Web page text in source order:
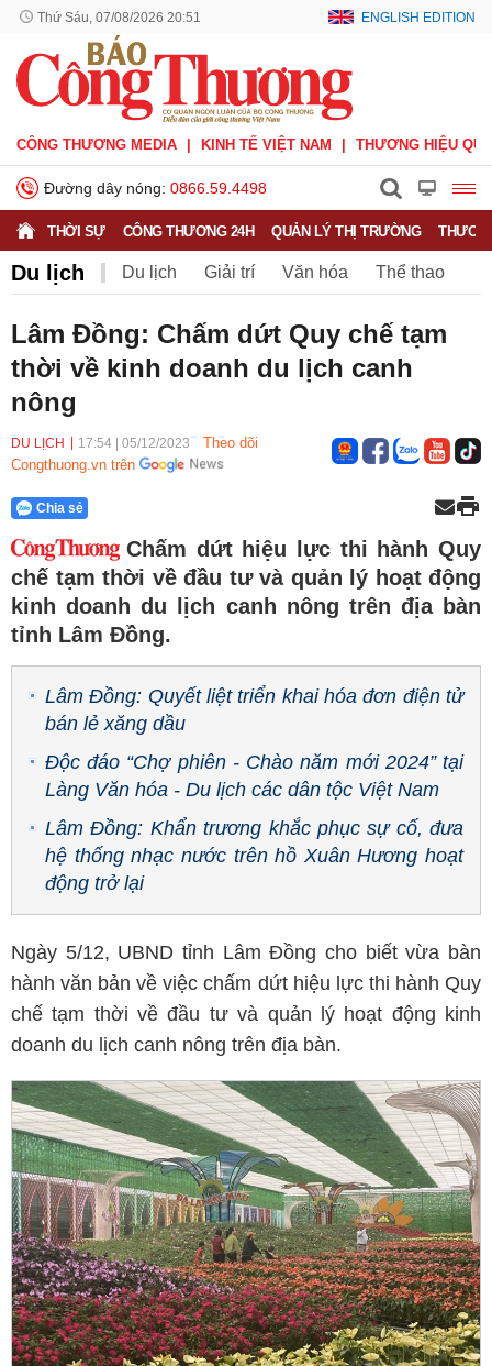
Thứ Sáu, 07/08/2026 20:51 ENGLISH EDITION
CÔNG THƯƠNG MEDIA KINH TẾ VIỆT NAM THƯƠNG HIỆU
Đường dây nóng: 0866.59.4498
THỜI SỰ CÔNG THƯƠNG 24H QUẢN LÝ THỊ TRƯỜNG
Du lịch Du lịch Giải trí Văn hóa Thể thao
Lâm Đồng: Chấm dứt Quy chế tạm
thời về kinh doanh du lịch canh
nông
DU LỊCH 17:54 05/12/2023
Theo dõi
Congthuong.vn trên
Chia sẻ
Chấm dứt hiệu lực thi hành Quy
chế tạm thời về đầu tư và quản lý hoạt động
kinh doanh du lịch canh nông trên địa bàn
tỉnh Lâm Đồng.
Lâm Đồng: Quyết liệt triển khai hóa đơn điện tử
bán lẻ xăng dầu
Độc đáo “Chợ phiên - Chào năm mới 2024” tại
Làng Văn hóa - Du lịch các dân tộc Việt Nam
Lâm Đồng: Khẩn trương khắc phục sự cố, đưa
hệ thống nhạc nước trên hồ Xuân Hương hoạt
động trở lại
Ngày 5/12, UBND tỉnh Lâm Đồng cho biết vừa bàn
hành văn bản về việc chấm dứt hiệu lực thi hành Quy
chế tạm thời về đầu tư và quản lý hoạt động kinh
doanh du lịch canh nông trên địa bàn.